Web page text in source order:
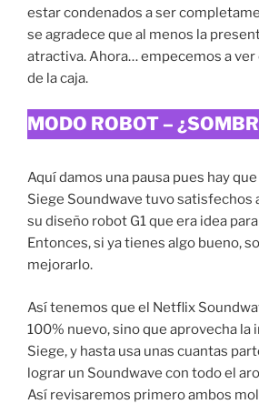
estar condenados a ser
se agradece que al menos la
atractiva. Ahora… empecemos a
de la caja.
MODO ROBOT –
Aquí damos una pausa pues hay
Siege Soundwave tuvo satisfechos
su diseño robot G1 que era idea
Entonces, si ya tienes algo bueno,
mejorarlo.
Así tenemos que el Netflix
100% nuevo, sino que aprovecha la
Siege, y hasta usa unas cuantas
lograr un Soundwave con todo el
Así revisaremos primero ambos